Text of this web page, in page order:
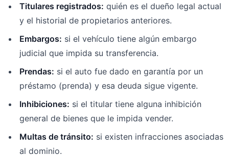
Titulares registrados: quién es el dueño legal actual
y el historial de propietarios anteriores.
Embargos: si el vehículo tiene algún embargo
judicial que impida su transferencia.
Prendas: si el auto fue dado en garantía por un
préstamo (prenda) y esa deuda sigue vigente.
Inhibiciones: si el titular tiene alguna inhibición
general de bienes que le impida vender.
Multas de tránsito: si existen infracciones asociadas
al dominio.